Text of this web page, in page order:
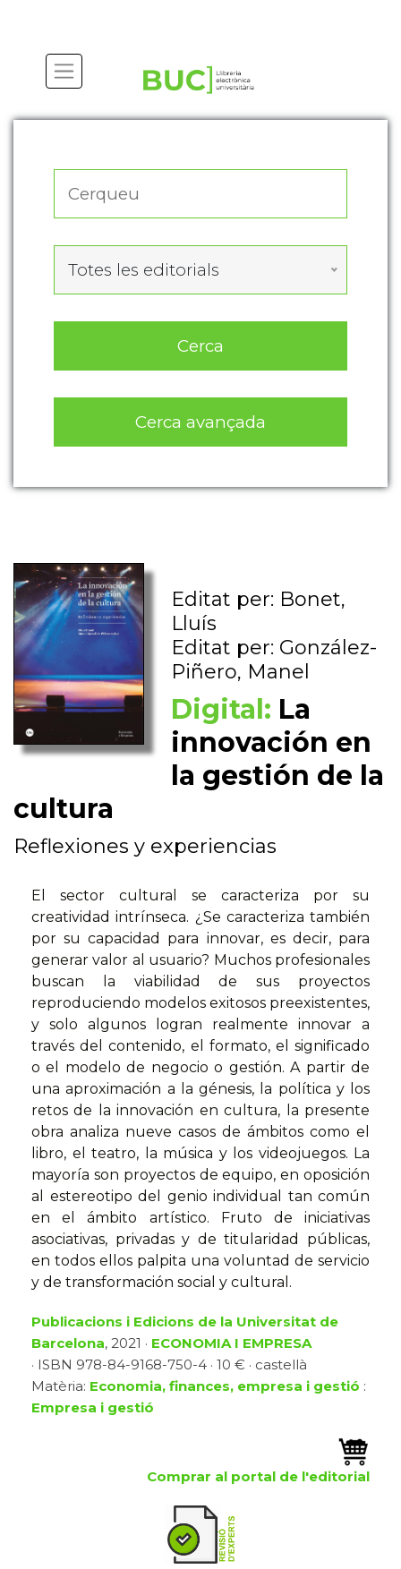
Totes les editorials
Cerca
Cerca avançada
Editat per: Bonet,
Lluís
Editat per: González-
Piñero, Manel
Digital: La
innovación en
la gestión de la
cultura
Reflexiones y experiencias
El sector cultural se caracteriza por su
creatividad intrínseca. ¿Se caracteriza también
por su capacidad para innovar, es decir, para
generar valor al usuario? Muchos profesionales
buscan la viabilidad de sus proyectos
reproduciendo modelos exitosos preexistentes,
y solo algunos logran realmente innovar a
través del contenido, el formato, el significado
o el modelo de negocio o gestión. A partir de
una aproximación a la génesis, la política y los
retos de la innovación en cultura, la presente
obra analiza nueve casos de ámbitos como el
libro, el teatro, la música y los videojuegos. La
mayoría son proyectos de equipo, en oposición
al estereotipo del genio individual tan común
en el ámbito artístico. Fruto de iniciativas
asociativas, privadas y de titularidad públicas,
en todos ellos palpita una voluntad de servicio
y de transformación social y cultural.
Publicacions i Edicions de la Universitat de
Barcelona, 2021 · ECONOMIA I EMPRESA
· ISBN 978-84-9168-750-4 · 10 € · castellà
Matèria: Economia, finances, empresa i gestió :
Empresa i gestió
Comprar al portal de l'editorial